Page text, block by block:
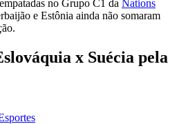
no Grupo C1 da Nations
e Estônia ainda não somaram
x Suécia pela